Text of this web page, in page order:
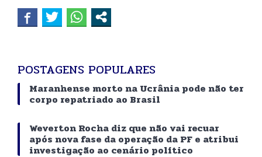
POSTAGENS POPULARES
Maranhense morto na Ucrânia pode não ter
corpo repatriado ao Brasil
Weverton Rocha diz que não vai recuar
após nova fase da operação da PF e atribui
investigação ao cenário político